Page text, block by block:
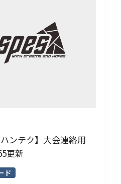
ンテク】大会連絡用
更新
ド